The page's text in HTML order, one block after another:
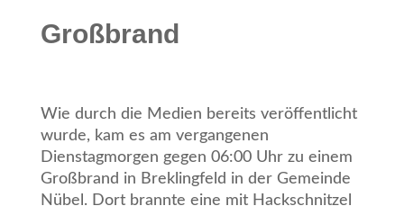
Großbrand
Wie durch die Medien bereits veröffentlicht
wurde, kam es am vergangenen
Dienstagmorgen gegen 06:00 Uhr zu einem
Großbrand in Breklingfeld in der Gemeinde
Nübel. Dort brannte eine mit Hackschnitzel